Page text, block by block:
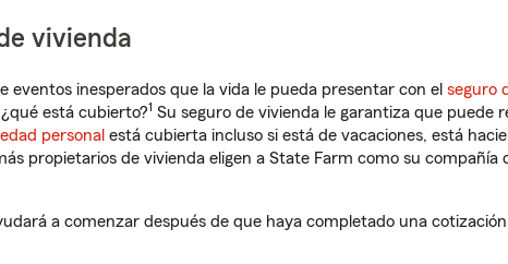
vivienda
eventos inesperados que la vida le pueda presentar con el seguro
está cubierto?1 Su seguro de vivienda le garantiza que puede
personal está cubierta incluso si está de vacaciones, está
propietarios de vivienda eligen a State Farm como su compañía
a comenzar después de que haya completado una